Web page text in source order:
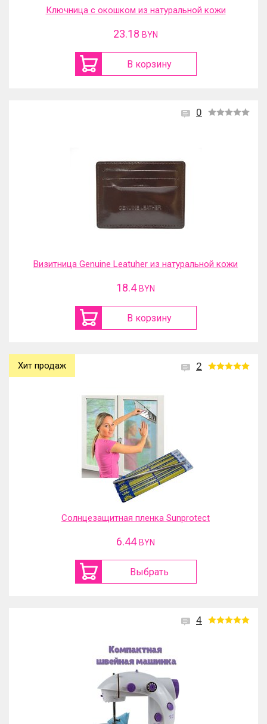
Ключница с окошком из натуральной кожи
23.18 BYN
В корзину
0
Визитница Genuine Leatuher из натуральной кожи
18.4 BYN
В корзину
2
Хит продаж
Солнцезащитная пленка Sunprotect
6.44 BYN
Выбрать
4